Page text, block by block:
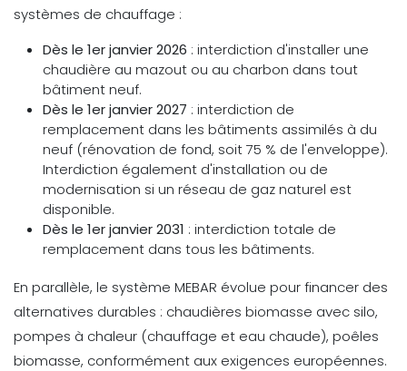
systèmes de chauffage :
Dès le 1er janvier 2026 : interdiction d'installer une
chaudière au mazout ou au charbon dans tout
bâtiment neuf.
Dès le 1er janvier 2027 : interdiction de
remplacement dans les bâtiments assimilés à du
neuf (rénovation de fond, soit 75 % de l'enveloppe).
Interdiction également d'installation ou de
modernisation si un réseau de gaz naturel est
disponible.
Dès le 1er janvier 2031 : interdiction totale de
remplacement dans tous les bâtiments.
En parallèle, le système MEBAR évolue pour financer des
alternatives durables : chaudières biomasse avec silo,
pompes à chaleur (chauffage et eau chaude), poêles
biomasse, conformément aux exigences européennes.